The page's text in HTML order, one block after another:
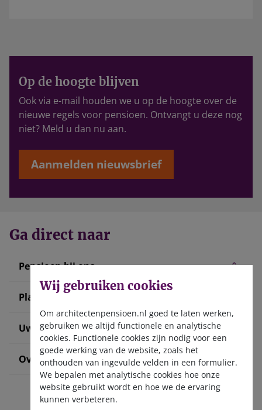
Op de hoogte blijven
Ook via e-mail houden we u op de hoogte over de
nieuwe regels voor pensioen. Ontvangt u deze nog
niet? Meld u dan nu aan.
Aanmelden nieuwsbrief
Ga direct naar
Pensioen bij ons
Plan uw pensioen
Uw situatie verandert
Over ons
Wij gebruiken cookies
Om architectenpensioen.nl goed te laten werken,
gebruiken we altijd functionele en analytische
cookies. Functionele cookies zijn nodig voor een
goede werking van de website, zoals het
onthouden van ingevulde velden in een formulier.
We bepalen met analytische cookies hoe onze
website gebruikt wordt en hoe we de ervaring
kunnen verbeteren.